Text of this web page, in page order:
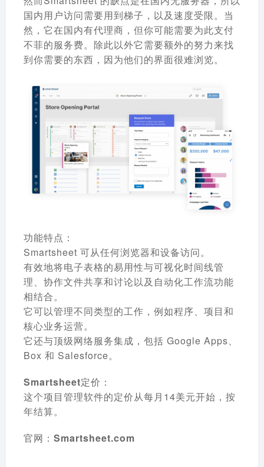
国内用户访问需要用到梯子，以及速度受限。当
然，它在国内有代理商，但你可能需要为此支付
不菲的服务费。除此以外它需要额外的努力来找
到你需要的东西，因为他们的界面很难浏览。
功能特点：
Smartsheet 可从任何浏览器和设备访问。
有效地将电子表格的易用性与可视化时间线管
理、协作文件共享和讨论以及自动化工作流功能
相结合。
它可以管理不同类型的工作，例如程序、项目和
核心业务运营。
它还与顶级网络服务集成，包括 Google Apps、
Box 和 Salesforce。
Smartsheet定价：
这个项目管理软件的定价从每月14美元开始，按
年结算。
官网： Smartsheet.com